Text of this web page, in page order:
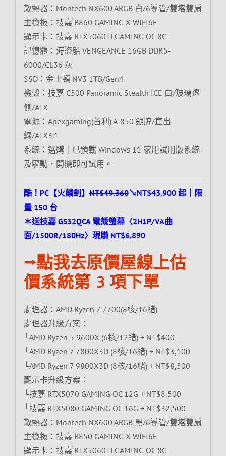
散熱器：Montech NX600 ARGB 白/6導管/雙塔雙扇
主機板：技嘉 B860 GAMING X WIFI6E
顯示卡：技嘉 RTX5060Ti GAMING OC 8G
記憶體：海盜船 VENGEANCE 16GB DDR5-
6000/CL36 灰
SSD：金士頓 NV3 1TB/Gen4
機殼：技嘉 C500 Panoramic Stealth ICE 白/玻璃透
側/ATX
電源：Apexgaming(首利) A-850 銀牌/直出
線/ATX3.1
系統：選購｜已預載 Windows 11 家用試用版系統
及驅動，開機即可試用。
酷！PC【火麟劍】NT$49,360↘NT$43,900 起｜限
量 150 台
＊送技嘉 GS32QCA 電競螢幕〈2H1P/VA曲
面/1500R/180Hz〉現賺 NT$6,890
⭢點我去原價屋線上估
價系統第 3 項下單
處理器：AMD Ryzen 7 7700(8核/16緒)
處理器升級方案：
└AMD Ryzen 5 9600X (6核/12緒) + NT$400
└AMD Ryzen 7 7800X3D (8核/16緒) + NT$3,100
└AMD Ryzen 7 9800X3D (8核/16緒) + NT$8,500
顯示卡升級方案：
└技嘉 RTX5070 GAMING OC 12G + NT$8,500
└技嘉 RTX5080 GAMING OC 16G + NT$32,500
散熱器：Montech NX600 ARGB 黑/6導管/雙塔雙扇
主機板：技嘉 B850 GAMING X WIFI6E
顯示卡：技嘉 RTX5060Ti GAMING OC 8G